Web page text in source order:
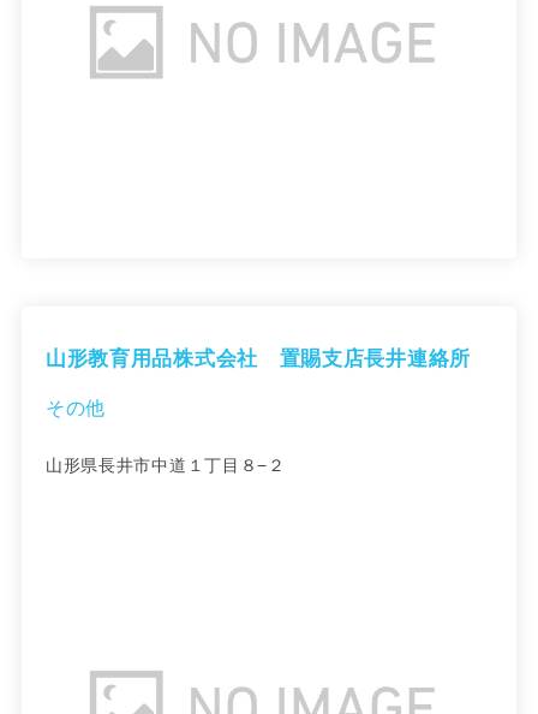
山形教育用品株式会社 置賜支店長井連絡所
その他
山形県長井市中道１丁目８−２